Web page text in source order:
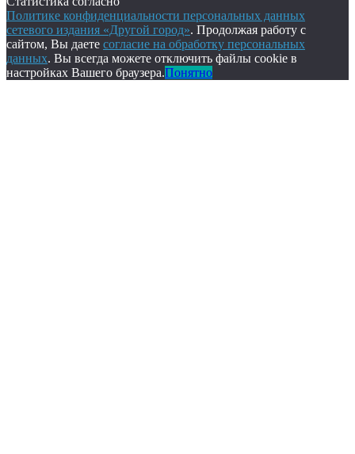
Политике конфиденциальности персональных данных
сетевого издания «Другой город». Продолжая работу с
сайтом, Вы даете согласие на обработку персональных
данных. Вы всегда можете отключить файлы cookie в
настройках Вашего браузера.Понятно